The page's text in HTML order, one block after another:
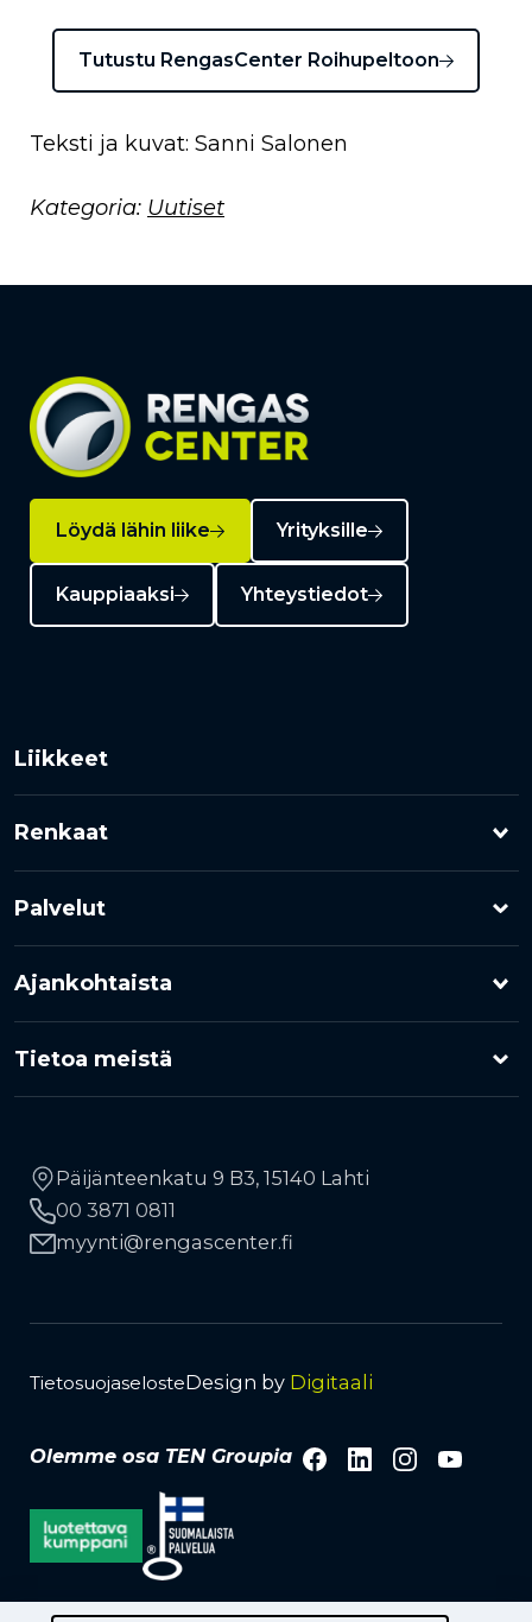
Tutustu RengasCenter Roihupeltoon
Teksti ja kuvat: Sanni Salonen
Kategoria: Uutiset
Löydä lähin liike Yrityksille
Kauppiaaksi Yhteystiedot
Liikkeet
Renkaat
Henkilöauton renkaat
Kuorma-auton renkaat
Moottoripyörärenkaat
Työkonerenkaat
TPMS-rengaspaineanturit
Palvelut
Rengashotelli
Rengasrikko ja paikkaus
Liikkuva rengaspalvelu
Avainasiakkuus
Ajankohtaista
Kampanjat
Tietoa meistä
RengasCenter-ketju
Yhteystiedot
Kauppiaaksi
Päijänteenkatu 9 B3, 15140 Lahti
00 3871 0811
myynti
rengascenter.fi
TietosuojaselosteDesign by Digitaali
Olemme osa TEN Groupia Facebook
LinkedIn